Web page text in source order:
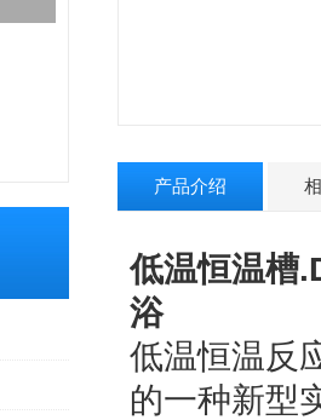
产品介绍
低温恒温槽
浴
低温恒温反
的一种新型